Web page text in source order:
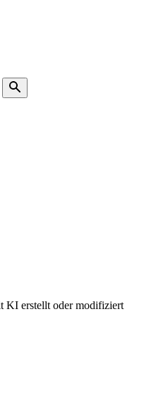
KI erstellt oder modifiziert